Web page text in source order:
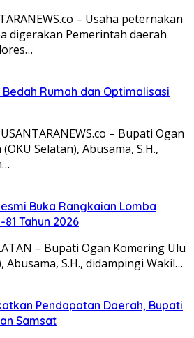
– Usaha peternakan
digerakan Pemerintah daerah
Rumah dan Optimalisasi
– Bupati Ogan
Selatan), Abusama, S.H.,
Buka Rangkaian Lomba
Tahun 2026
– Bupati Ogan Komering Ulu
Abusama, S.H., didampingi Wakil…
Pendapatan Daerah, Bupati
Samsat